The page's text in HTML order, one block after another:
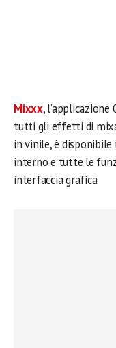
Mixxx, l’applicazione
tutti gli effetti di
in vinile, è
interno e tutte le
interfaccia grafica.